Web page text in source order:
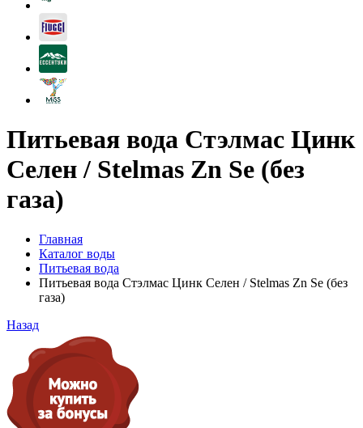
Питьевая вода Стэлмас Цинк
Селен / Stelmas Zn Se (без
газа)
Главная
Каталог воды
Питьевая вода
Питьевая вода Стэлмас Цинк Селен / Stelmas Zn Se (без
газа)
Назад